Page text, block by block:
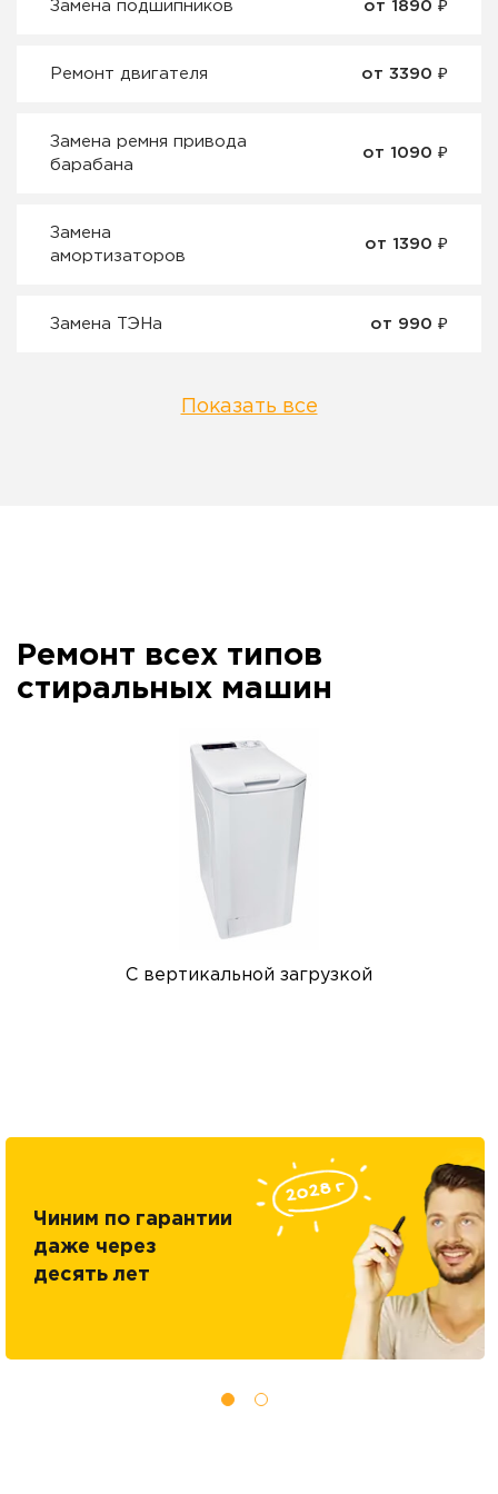
Замена подшипников от 1890 ₽
Ремонт двигателя от 3390 ₽
Замена ремня привода
барабана
от 1090 ₽
Замена
амортизаторов
от 1390 ₽
Замена ТЭНа от 990 ₽
Показать все
Ремонт всех типов
стиральных машин
С вертикальной загрузкой
Чиним по гарантии
даже через
десять лет